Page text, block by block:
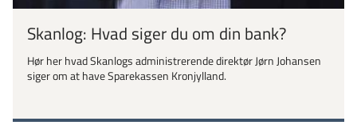
Skanlog: Hvad siger du om din bank?
Hør her hvad Skanlogs administrerende direktør Jørn Johansen
siger om at have Sparekassen Kronjylland.